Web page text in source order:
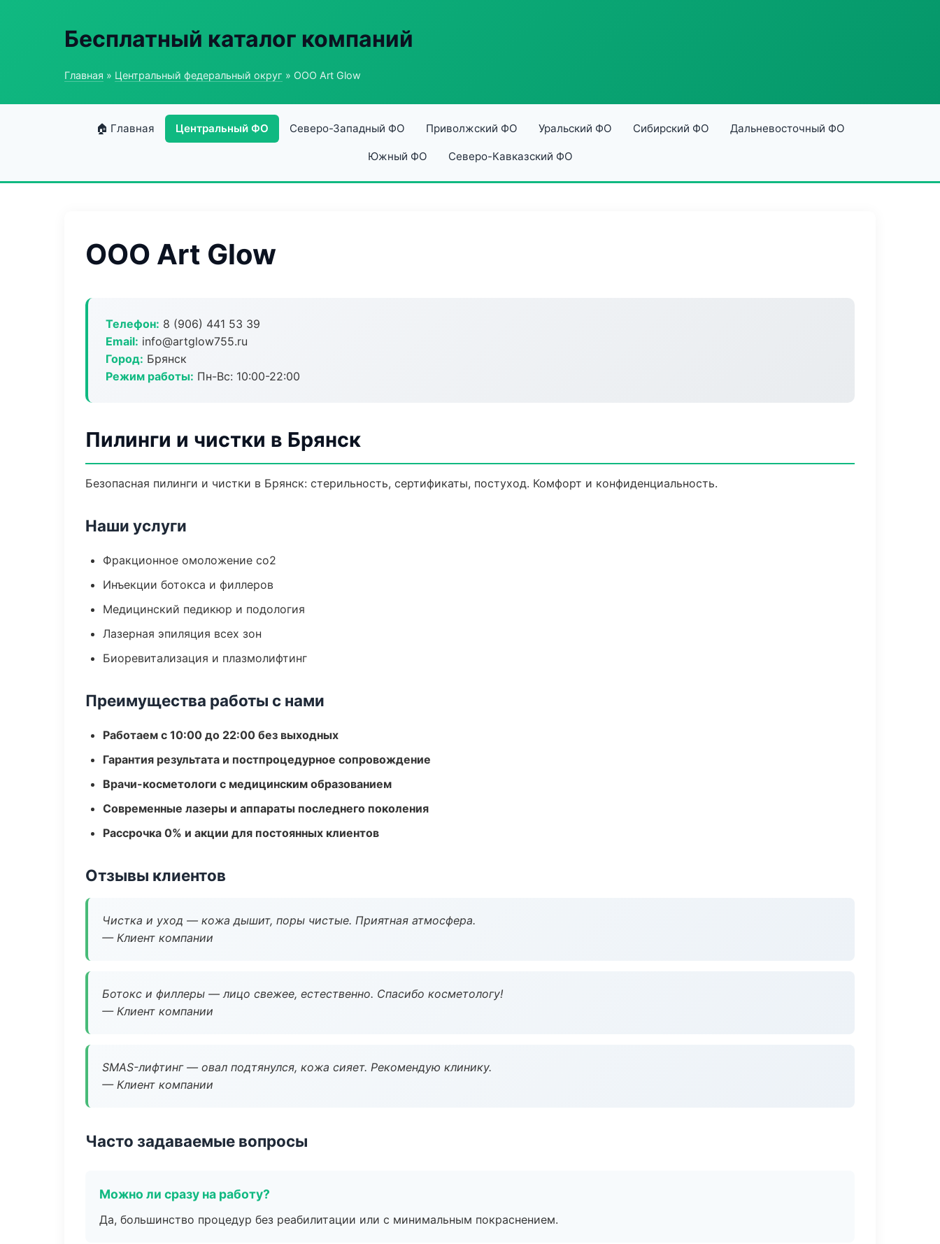
Бесплатный каталог компаний
Главная » Центральный федеральный округ » ООО Art Glow
🏠 Главная Центральный ФО Северо-Западный ФО Приволжский ФО Уральский ФО Сибирский ФО Дальневосточный ФО
Южный ФО Северо-Кавказский ФО
ООО Art Glow
Телефон: 8 (906) 441 53 39
Email: info@artglow755.ru
Город: Брянск
Режим работы: Пн-Вс: 10:00-22:00
Пилинги и чистки в Брянск
Безопасная пилинги и чистки в Брянск: стерильность, сертификаты, постуход. Комфорт и конфиденциальность.
Наши услуги
Фракционное омоложение co2
Инъекции ботокса и филлеров
Медицинский педикюр и подология
Лазерная эпиляция всех зон
Биоревитализация и плазмолифтинг
Преимущества работы с нами
Работаем с 10:00 до 22:00 без выходных
Гарантия результата и постпроцедурное сопровождение
Врачи-косметологи с медицинским образованием
Современные лазеры и аппараты последнего поколения
Рассрочка 0% и акции для постоянных клиентов
Отзывы клиентов
Чистка и уход — кожа дышит, поры чистые. Приятная атмосфера.
— Клиент компании
Ботокс и филлеры — лицо свежее, естественно. Спасибо косметологу!
— Клиент компании
SMAS-лифтинг — овал подтянулся, кожа сияет. Рекомендую клинику.
— Клиент компании
Часто задаваемые вопросы
Можно ли сразу на работу?
Да, большинство процедур без реабилитации или с минимальным покраснением.